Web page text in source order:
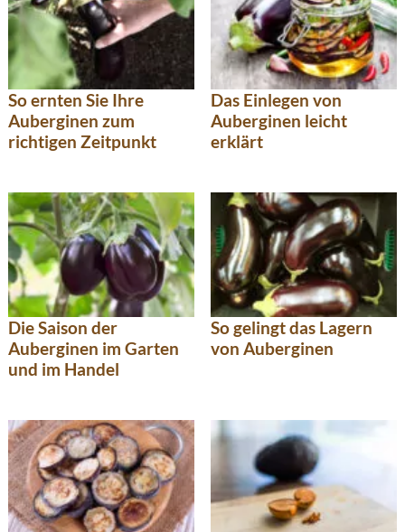
So ernten Sie Ihre
Auberginen zum
richtigen Zeitpunkt
Das Einlegen von
Auberginen leicht
erklärt
Die Saison der
Auberginen im Garten
und im Handel
So gelingt das Lagern
von Auberginen